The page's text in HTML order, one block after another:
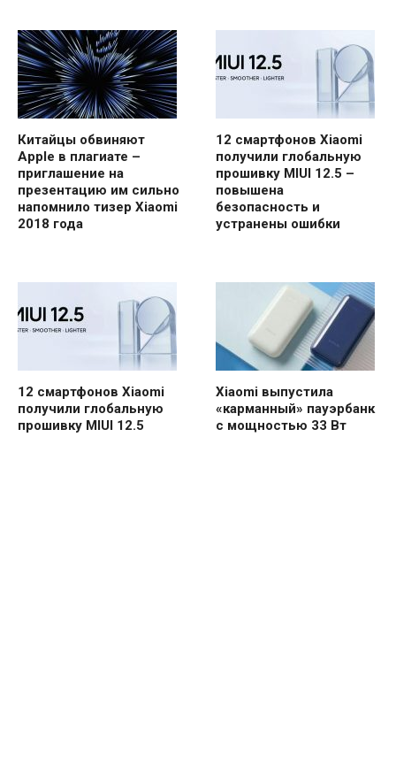
Китайцы обвиняют
Apple в плагиате –
приглашение на
презентацию им сильно
напомнило тизер Xiaomi
2018 года
12 смартфонов Xiaomi
получили глобальную
прошивку MIUI 12.5 –
повышена
безопасность и
устранены ошибки
12 смартфонов Xiaomi
получили глобальную
прошивку MIUI 12.5
Xiaomi выпустила
«карманный» пауэрбанк
с мощностью 33 Вт